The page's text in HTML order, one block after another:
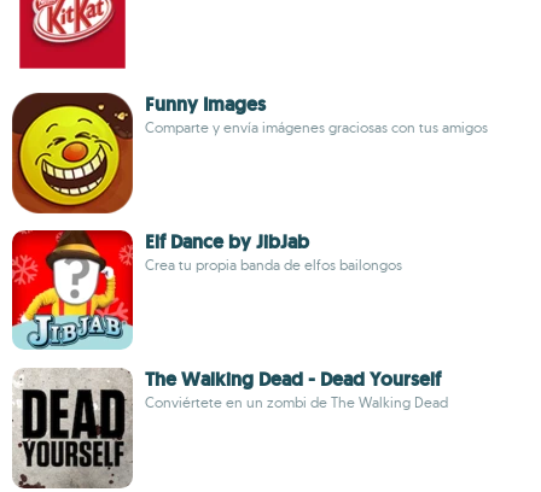
Funny Images
Comparte y envía imágenes graciosas con tus amigos
Elf Dance by JibJab
Crea tu propia banda de elfos bailongos
The Walking Dead - Dead Yourself
Conviértete en un zombi de The Walking Dead